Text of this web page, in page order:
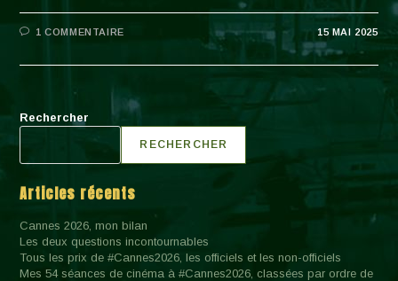
1 COMMENTAIRE 15 MAI 2025
Rechercher
RECHERCHER
Articles récents
Cannes 2026, mon bilan
Les deux questions incontournables
Tous les prix de #Cannes2026, les officiels et les non-officiels
Mes 54 séances de cinéma à #Cannes2026, classées par ordre de